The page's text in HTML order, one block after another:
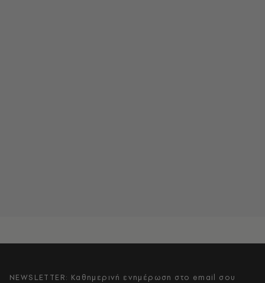
NEWSLETTER: Καθημερινή ενημέρωση στο email σου